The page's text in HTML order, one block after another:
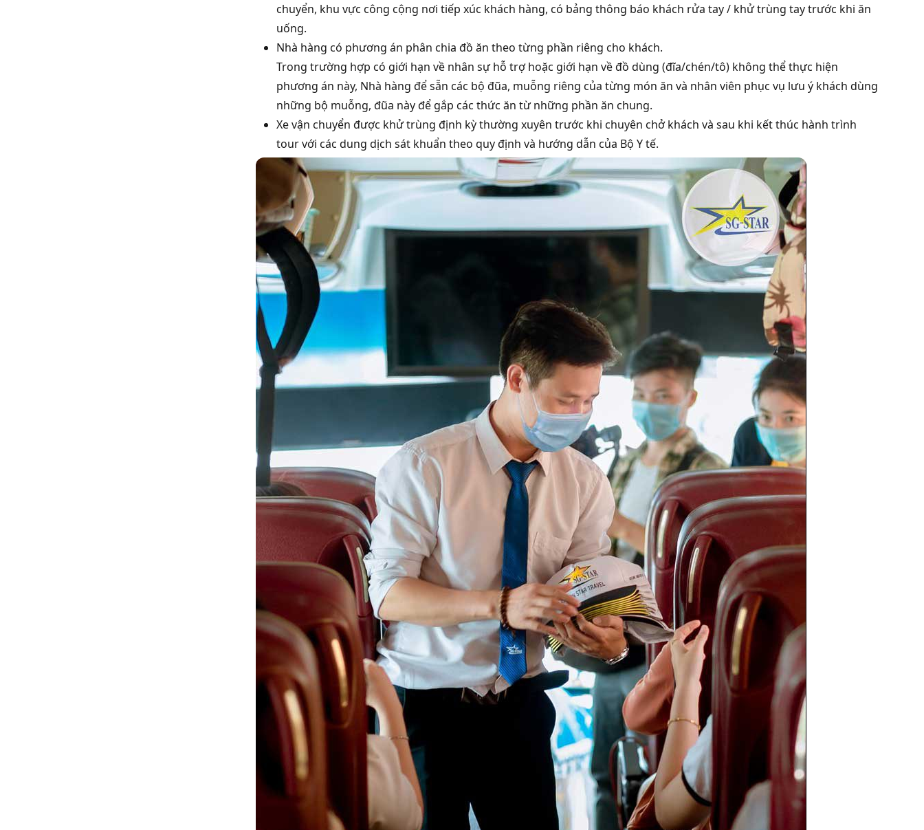
chuyển, khu vực công cộng nơi tiếp xúc khách hàng, có bảng thông báo khách rửa tay / khử trùng tay trước khi ăn
uống.
Nhà hàng có phương án phân chia đồ ăn theo từng phần riêng cho khách.
Trong trường hợp có giới hạn về nhân sự hỗ trợ hoặc giới hạn về đồ dùng (đĩa/chén/tô) không thể thực hiện
phương án này, Nhà hàng để sẵn các bộ đũa, muỗng riêng của từng món ăn và nhân viên phục vụ lưu ý khách dùng
những bộ muỗng, đũa này để gắp các thức ăn từ những phần ăn chung.
Xe vận chuyển được khử trùng định kỳ thường xuyên trước khi chuyên chở khách và sau khi kết thúc hành trình
tour với các dung dịch sát khuẩn theo quy định và hướng dẫn của Bộ Y tế.